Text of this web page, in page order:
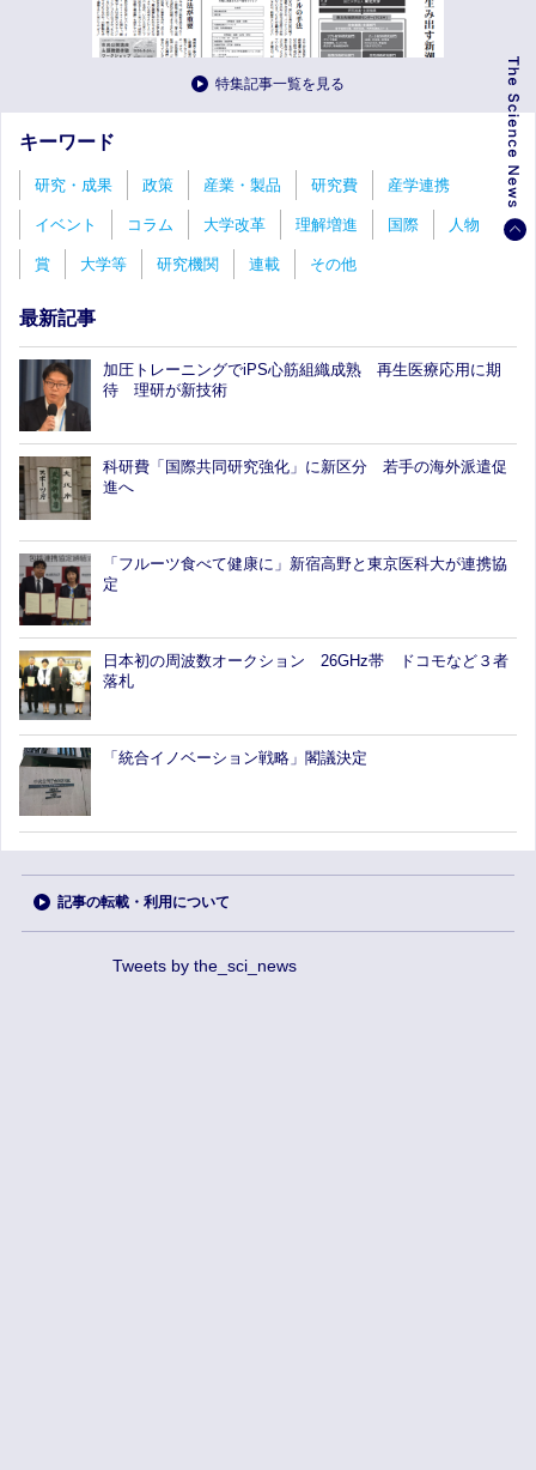
特集記事一覧を見る
キーワード
研究・成果 政策 産業・製品 研究費 産学連携
イベント コラム 大学改革 理解増進 国際 人物
賞 大学等 研究機関 連載 その他
最新記事
加圧トレーニングでiPS心筋組織成熟 再生医療応用に期
待 理研が新技術
科研費「国際共同研究強化」に新区分 若手の海外派遣促
進へ
「フルーツ食べて健康に」新宿高野と東京医科大が連携協
定
日本初の周波数オークション 26GHz帯 ドコモなど３者
落札
「統合イノベーション戦略」閣議決定
記事の転載・利用について
Tweets by the_sci_news